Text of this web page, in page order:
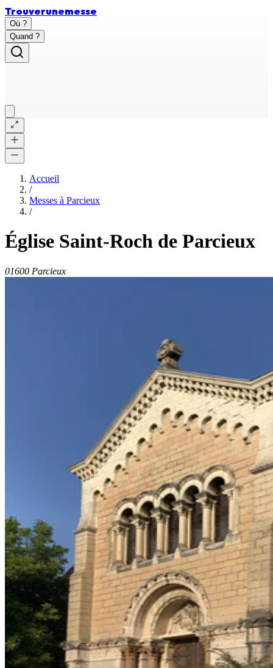
Trouverunemesse
Où ?
Quand ?
Accueil
/
Messes à Parcieux
/
Église Saint-Roch de Parcieux
01600 Parcieux